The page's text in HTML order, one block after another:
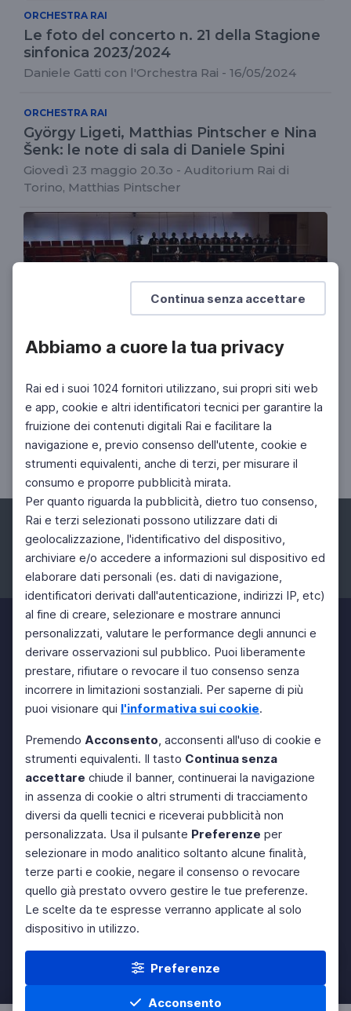
Continua senza accettare
Abbiamo a cuore la tua privacy
Rai ed i suoi 1024 fornitori utilizzano, sui propri siti web
e app, cookie e altri identificatori tecnici per garantire la
fruizione dei contenuti digitali Rai e facilitare la
navigazione e, previo consenso dell'utente, cookie e
strumenti equivalenti, anche di terzi, per misurare il
consumo e proporre pubblicità mirata.
Per quanto riguarda la pubblicità, dietro tuo consenso,
Rai e terzi selezionati possono utilizzare dati di
geolocalizzazione, l'identificativo del dispositivo,
archiviare e/o accedere a informazioni sul dispositivo ed
elaborare dati personali (es. dati di navigazione,
identificatori derivati dall'autenticazione, indirizzi IP, etc)
al fine di creare, selezionare e mostrare annunci
personalizzati, valutare le performance degli annunci e
derivare osservazioni sul pubblico. Puoi liberamente
prestare, rifiutare o revocare il tuo consenso senza
incorrere in limitazioni sostanziali. Per saperne di più
puoi visionare qui l'informativa sui cookie.
Premendo Acconsento, acconsenti all'uso di cookie e
strumenti equivalenti. Il tasto Continua senza
accettare chiude il banner, continuerai la navigazione
in assenza di cookie o altri strumenti di tracciamento
diversi da quelli tecnici e riceverai pubblicità non
personalizzata. Usa il pulsante Preferenze per
selezionare in modo analitico soltanto alcune finalità,
terze parti e cookie, negare il consenso o revocare
quello già prestato ovvero gestire le tue preferenze.
Le scelte da te espresse verranno applicate al solo
dispositivo in utilizzo.
Preferenze
Acconsento
ORCHESTRA RAI
Le foto del concerto n. 21 della Stagione
sinfonica 2023/2024
Daniele Gatti con l'Orchestra Rai - 16/05/2024
ORCHESTRA RAI
György Ligeti, Matthias Pintscher e Nina
Šenk: le note di sala di Daniele Spini
Giovedì 23 maggio 20.3o - Auditorium Rai di
Torino, Matthias Pintscher
Le foto del decimo concerto della
stagione 2022/2023 dell'Orchestra Rai
Concerto del 26 gennaio 2023
Facebook Instagram Twitter